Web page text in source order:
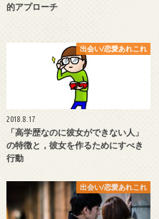
的アプローチ
出会い/恋愛あれこれ
2018.8.17
「高学歴なのに彼女ができない人」
の特徴と，彼女を作るためにすべき
行動
出会い/恋愛あれこれ